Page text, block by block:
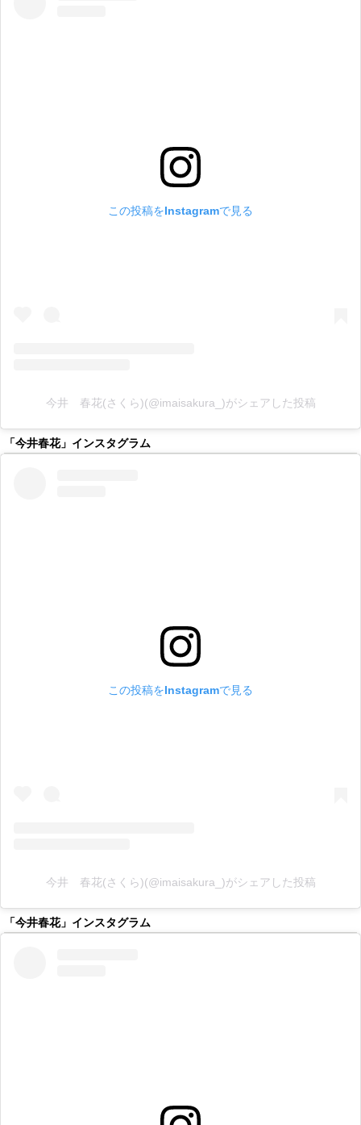
この投稿をInstagramで見る
今井 春花(さくら)(@imaisakura_)がシェアした投稿
「今井春花」インスタグラム
この投稿をInstagramで見る
今井 春花(さくら)(@imaisakura_)がシェアした投稿
「今井春花」インスタグラム